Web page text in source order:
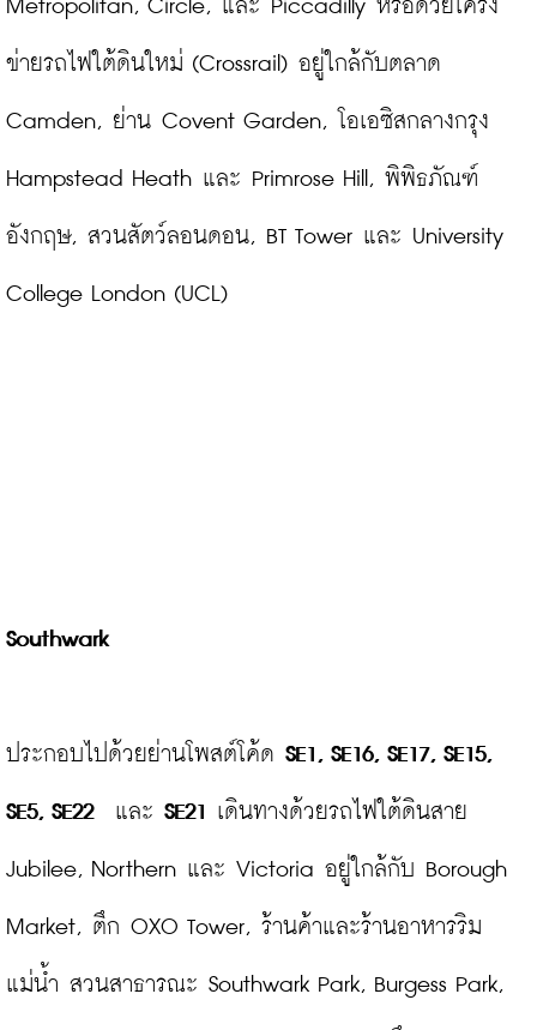
Metropolitan, Circle, และ Piccadilly หรือด้วยโครง
ข่ายรถไฟใต้ดินใหม่ (Crossrail) อยู่ใกล้กับตลาด
Camden, ย่าน Covent Garden, โอเอซิสกลางกรุง
Hampstead Heath และ Primrose Hill, พิพิธภัณฑ์
อังกฤษ, สวนสัตว์ลอนดอน, BT Tower และ University
College London (UCL)
Southwark
ประกอบไปด้วยย่านโพสต์โค้ด SE1, SE16, SE17, SE15,
SE5, SE22 และ SE21 เดินทางด้วยรถไฟใต้ดินสาย
Jubilee, Northern และ Victoria อยู่ใกล้กับ Borough
Market, ตึก OXO Tower, ร้านค้าและร้านอาหารริม
แม่น้ำ สวนสาธารณะ Southwark Park, Burgess Park,